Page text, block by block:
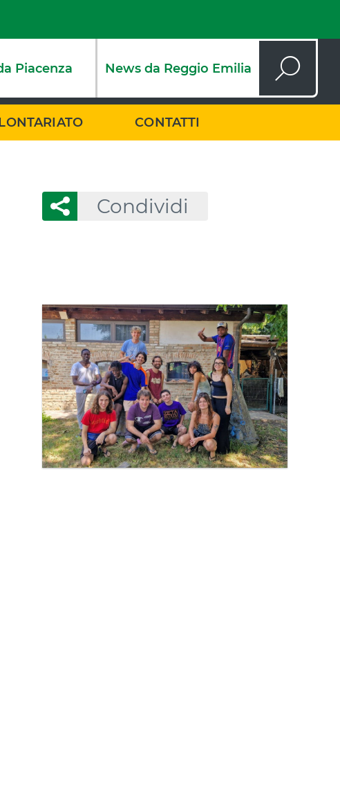
Piacenza News da Reggio Emilia Cerca
CONTATTI
Condividi